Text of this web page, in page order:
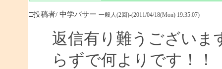
□投稿者/ 中学バサー 一般人(2回)-(2011/04/18(Mon) 19:35:07)
返信有り難うございま
らずで何よりです！！